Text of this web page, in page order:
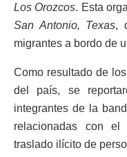
Los Orozcos. Esta
San Antonio, Texas,
migrantes a bordo de
Como resultado de
del país, se
integrantes de la
relacionadas con el
traslado ilícito de